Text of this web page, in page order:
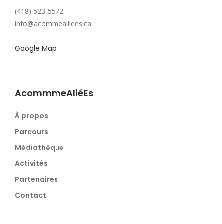
(418) 523-5572
info@acommealliees.ca
Google Map
AcommmeAliéEs
À propos
Parcours
Médiathèque
Activités
Partenaires
Contact